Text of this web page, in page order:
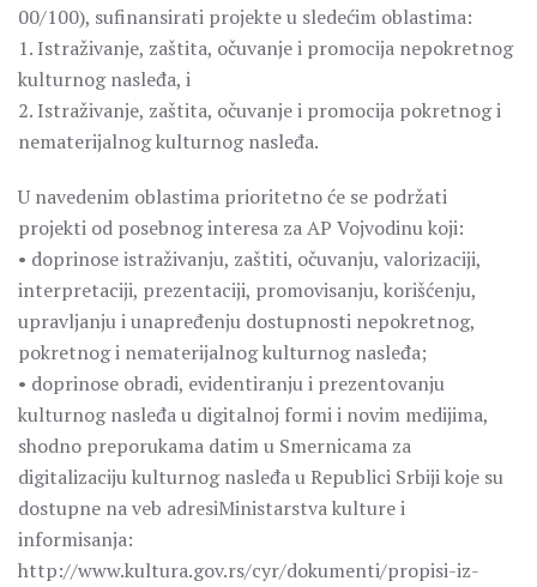
00/100), sufinansirati projekte u sledećim oblastima:
1. Istraživanje, zaštita, očuvanje i promocija nepokretnog
kulturnog nasleđa, i
2. Istraživanje, zaštita, očuvanje i promocija pokretnog i
nematerijalnog kulturnog nasleđa.
U navedenim oblastima prioritetno će se podržati
projekti od posebnog interesa za AP Vojvodinu koji:
• doprinose istraživanju, zaštiti, očuvanju, valorizaciji,
interpretaciji, prezentaciji, promovisanju, korišćenju,
upravljanju i unapređenju dostupnosti nepokretnog,
pokretnog i nematerijalnog kulturnog nasleđa;
• doprinose obradi, evidentiranju i prezentovanju
kulturnog nasleđa u digitalnoj formi i novim medijima,
shodno preporukama datim u Smernicama za
digitalizaciju kulturnog nasleđa u Republici Srbiji koje su
dostupne na veb adresiMinistarstva kulture i
informisanja:
http://www.kultura.gov.rs/cyr/dokumenti/propisi-iz-